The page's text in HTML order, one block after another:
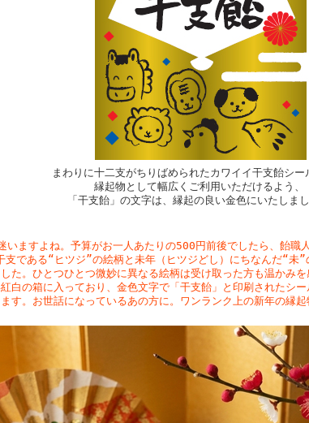
まわりに十二支がちりばめられたカワイイ干支飴シー
縁起物として幅広くご利用いただけるよう、
「干支飴」の文字は、縁起の良い金色にいたしまし
いますよね。予算がお一人あたりの500円前後でしたら、飴職
支である“ヒツジ”の絵柄と未年（ヒツジどし）にちなんだ“未
た。ひとつひとつ微妙に異なる絵柄は受け取った方も温かみ
白の箱に入っており、金色文字で「干支飴」と印刷されたシ
す。お世話になっているあの方に。ワンランク上の新年の縁起